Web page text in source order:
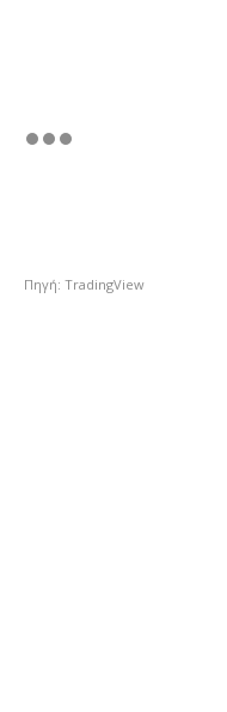
Πηγή: TradingView